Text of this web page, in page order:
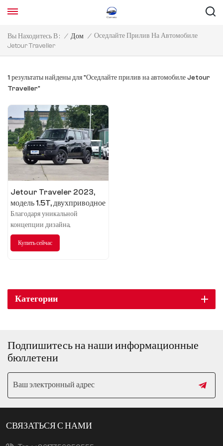
Вы Находитесь В : / Дом / Оседлайте Прилив На Автомобиле
Jetour Traveller
1 результаты найдены для "Оседлайте прилив на автомобиле Jetour
Traveller"
Jetour Traveler 2023,
модель 1.5T, двухприводное
открытие
Благодаря уникальной
концепции дизайна,
превосходным характеристикам
и богатому технологическому
Купить сейчас
Категории
Подпишитесь на наши информационные
бюллетени
СВЯЗАТЬСЯ С НАМИ